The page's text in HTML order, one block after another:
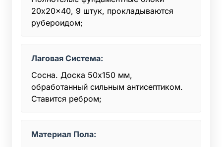
20x20x40, 9 штук, прокладываются
рубероидом;
Лаговая Система:
Сосна. Доска 50x150 мм,
обработанный сильным антисептиком.
Ставится ребром;
Материал Пола: